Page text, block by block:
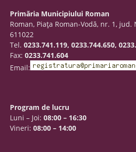
Primăria Municipiului Roman
Roman, Piaţa Roman-Vodă, nr. 1, jud.
611022
Tel. 0233.741.119, 0233.744.650,
Fax: 0233.741.604
Email:
Program de lucru
Luni – Joi: 08:00 – 16:30
Vineri: 08:00 – 14:00